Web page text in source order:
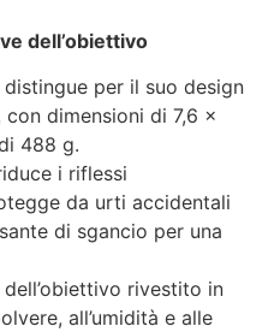
dell’obiettivo
per il suo design
dimensioni di 7,6 x
488 g.
i riflessi
da urti accidentali
di sgancio per una
dell’obiettivo rivestito in
all’umidità e alle